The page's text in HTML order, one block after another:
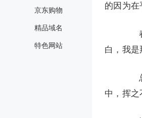
京东购物
精品域名
特色网站
的因为在
春
白，我是
总
中，挥之